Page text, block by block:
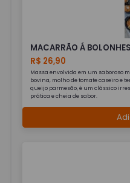
MACARRÃO Á
R$ 26,90
Massa envolvida em um saboroso
bovina, molho de tomate caseiro e
queijo parmesão, é um clássico
prática e cheia de sabor.